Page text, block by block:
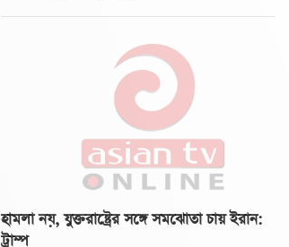
হামলা নয়, যুক্তরাষ্ট্রের সঙ্গে সমঝোতা চায় ইরান:
ট্রাম্প